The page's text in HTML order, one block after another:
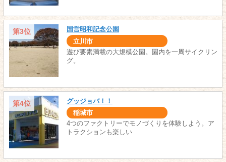
第3位 国営昭和記念公園
立川市
遊び要素満載の大規模公園。園内を一周サイクリン
グ。
第4位 グッジョバ！！
稲城市
4つのファクトリーでモノづくりを体験しよう。ア
トラクションも楽しい